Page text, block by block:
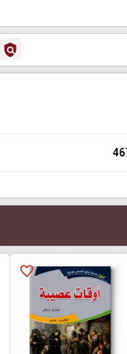
policy
favorite_border